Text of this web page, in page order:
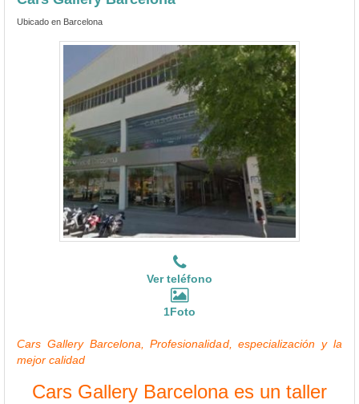
Ubicado en Barcelona
Ver teléfono
1Foto
Cars Gallery Barcelona, Profesionalidad, especialización y la
mejor calidad
Cars Gallery Barcelona es un taller